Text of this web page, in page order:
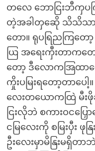
တလေ ဘောငြးဘီကှပက
တဲ့အခါတှဆေို သိသိသာသ
တော။ ရုပရြညကြတေ
ယြ အရေးကှီးတာကတ
တော့ ဒီလောကအြထာပ
ကှိုးပမြးရတော့တာပေါ့
လေးတယောကထြဲ မီး
ငြးလိုဘဲ စကားဝငပြှ
ငမြလေးကို စမြးပှီး ဖု
ဦးလေးမှာမိနြးမရှိ